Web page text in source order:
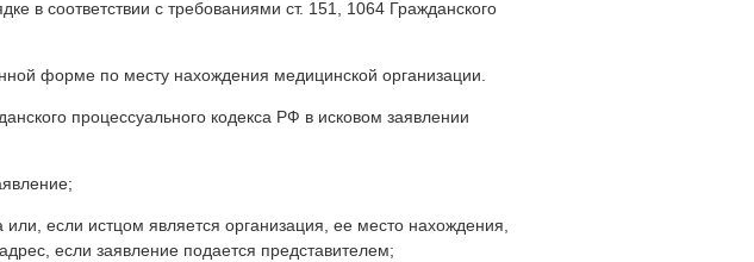
в соответствии с требованиями ст. 151, 1064 Гражданского
форме по месту нахождения медицинской организации.
процессуального кодекса РФ в исковом заявлении
если истцом является организация, ее место нахождения,
если заявление подается представителем;